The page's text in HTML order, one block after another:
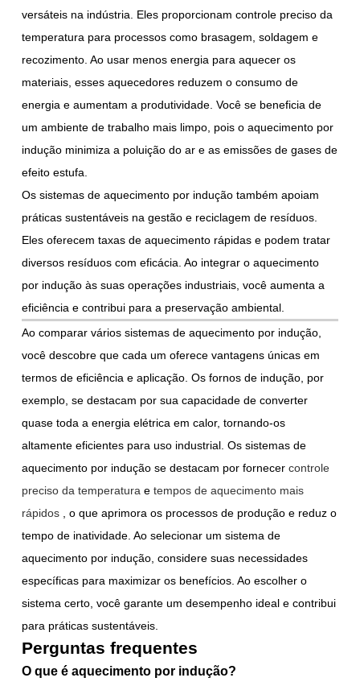
versáteis na indústria. Eles proporcionam controle preciso da
temperatura para processos como brasagem, soldagem e
recozimento. Ao usar menos energia para aquecer os
materiais, esses aquecedores reduzem o consumo de
energia e aumentam a produtividade. Você se beneficia de
um ambiente de trabalho mais limpo, pois o aquecimento por
indução minimiza a poluição do ar e as emissões de gases de
efeito estufa.
Os sistemas de aquecimento por indução também apoiam
práticas sustentáveis na gestão e reciclagem de resíduos.
Eles oferecem taxas de aquecimento rápidas e podem tratar
diversos resíduos com eficácia. Ao integrar o aquecimento
por indução às suas operações industriais, você aumenta a
eficiência e contribui para a preservação ambiental.
Ao comparar vários sistemas de aquecimento por indução,
você descobre que cada um oferece vantagens únicas em
termos de eficiência e aplicação. Os fornos de indução, por
exemplo, se destacam por sua capacidade de converter
quase toda a energia elétrica em calor, tornando-os
altamente eficientes para uso industrial. Os sistemas de
aquecimento por indução se destacam por fornecer controle
preciso da temperatura e tempos de aquecimento mais
rápidos , o que aprimora os processos de produção e reduz o
tempo de inatividade. Ao selecionar um sistema de
aquecimento por indução, considere suas necessidades
específicas para maximizar os benefícios. Ao escolher o
sistema certo, você garante um desempenho ideal e contribui
para práticas sustentáveis.
Perguntas frequentes
O que é aquecimento por indução?